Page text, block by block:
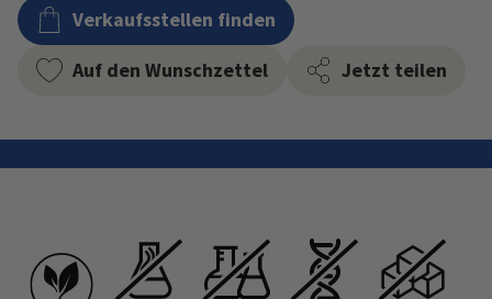
Verkaufsstellen finden
Auf den Wunschzettel
Jetzt teilen